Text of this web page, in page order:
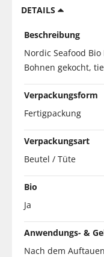
DETAILS
Beschreibung
Nordic Seafood
Bohnen gekocht,
Verpackungsform
Fertigpackung
Verpackungsart
Beutel / Tüte
Bio
Ja
Anwendungs- &
Nach dem